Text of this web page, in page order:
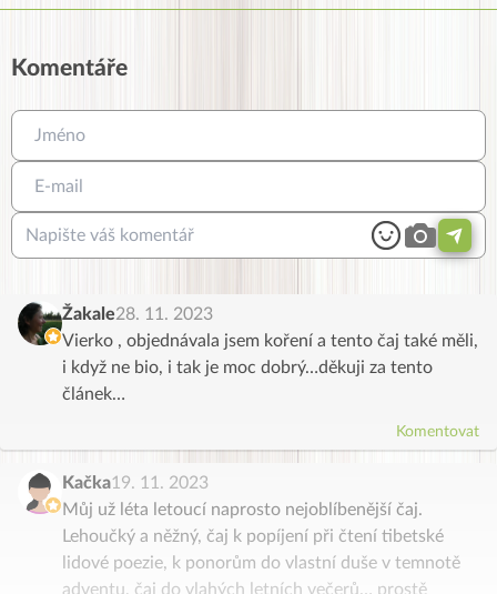
Komentáře
Žakale28. 11. 2023
Vierko , objednávala jsem koření a tento čaj také měli,
i když ne bio, i tak je moc dobrý…děkuji za tento
článek…
Komentovat
Kačka19. 11. 2023
Můj už léta letoucí naprosto nejoblíbenější čaj.
Lehoučký a něžný, čaj k popíjení při čtení tibetské
lidové poezie, k ponorům do vlastní duše v temnotě
adventu, čaj do vlahých letních večerů… prostě